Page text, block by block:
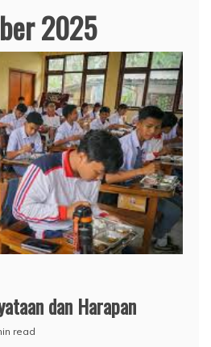
2025
dan Harapan
read